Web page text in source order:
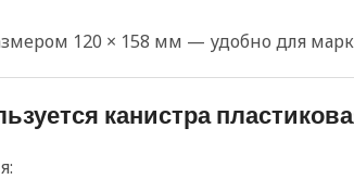
120 × 158 мм — удобно для
канистра